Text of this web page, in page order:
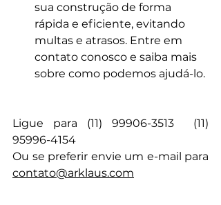
sua construção de forma
rápida e eficiente, evitando
multas e atrasos. Entre em
contato conosco e saiba mais
sobre como podemos ajudá-lo.
Ligue para (11) 99906-3513  (11)
95996-4154
contato@arklaus.com